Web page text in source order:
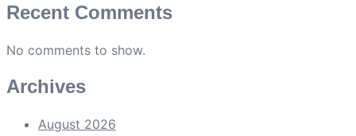
Recent Comments
No comments to show.
Archives
August 2026